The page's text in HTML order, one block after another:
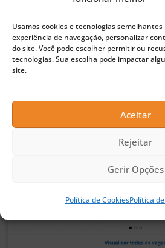
Usamos cookies e tecnologias
experiência de navegação, personalizar
do site. Você pode escolher permitir ou
tecnologias. Sua escolha pode impactar
site.
Aceitar
Rejeitar
Gerir Opções
Política de CookiesPolítica
Diretor Regional (LATAM);
Parceiro de negócios em
Produtor de conteúdo;